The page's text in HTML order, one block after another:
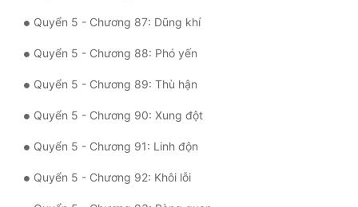
Quyển 5 - Chương 87: Dũng khí
Quyển 5 - Chương 88: Phó yến
Quyển 5 - Chương 89: Thù hận
Quyển 5 - Chương 90: Xung đột
Quyển 5 - Chương 91: Linh độn
Quyển 5 - Chương 92: Khôi lỗi